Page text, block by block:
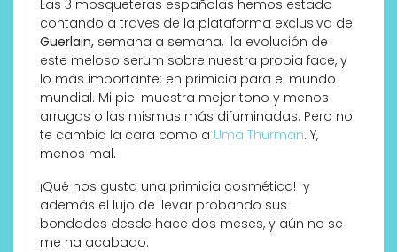
Las 3 mosqueteras españolas hemos estado
contando a traves de la plataforma exclusiva de
Guerlain, semana a semana, la evolución de
este meloso serum sobre nuestra propia face, y
lo más importante: en primicia para el mundo
mundial. Mi piel muestra mejor tono y menos
arrugas o las mismas más difuminadas. Pero no
te cambia la cara como a Uma Thurman. Y,
menos mal.
¡Qué nos gusta una primicia cosmética! y
además el lujo de llevar probando sus
bondades desde hace dos meses, y aún no se
me ha acabado.